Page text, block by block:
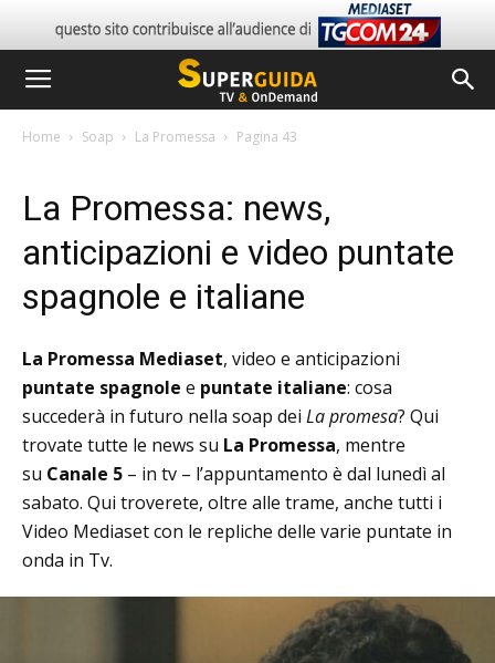
Home Soap La Promessa Pagina 43
La Promessa: news,
anticipazioni e video puntate
spagnole e italiane
La Promessa Mediaset, video e anticipazioni
puntate spagnole e puntate italiane: cosa
succederà in futuro nella soap dei La promesa? Qui
trovate tutte le news su La Promessa, mentre
su Canale 5 – in tv – l’appuntamento è dal lunedì al
sabato. Qui troverete, oltre alle trame, anche tutti i
Video Mediaset con le repliche delle varie puntate in
onda in Tv.